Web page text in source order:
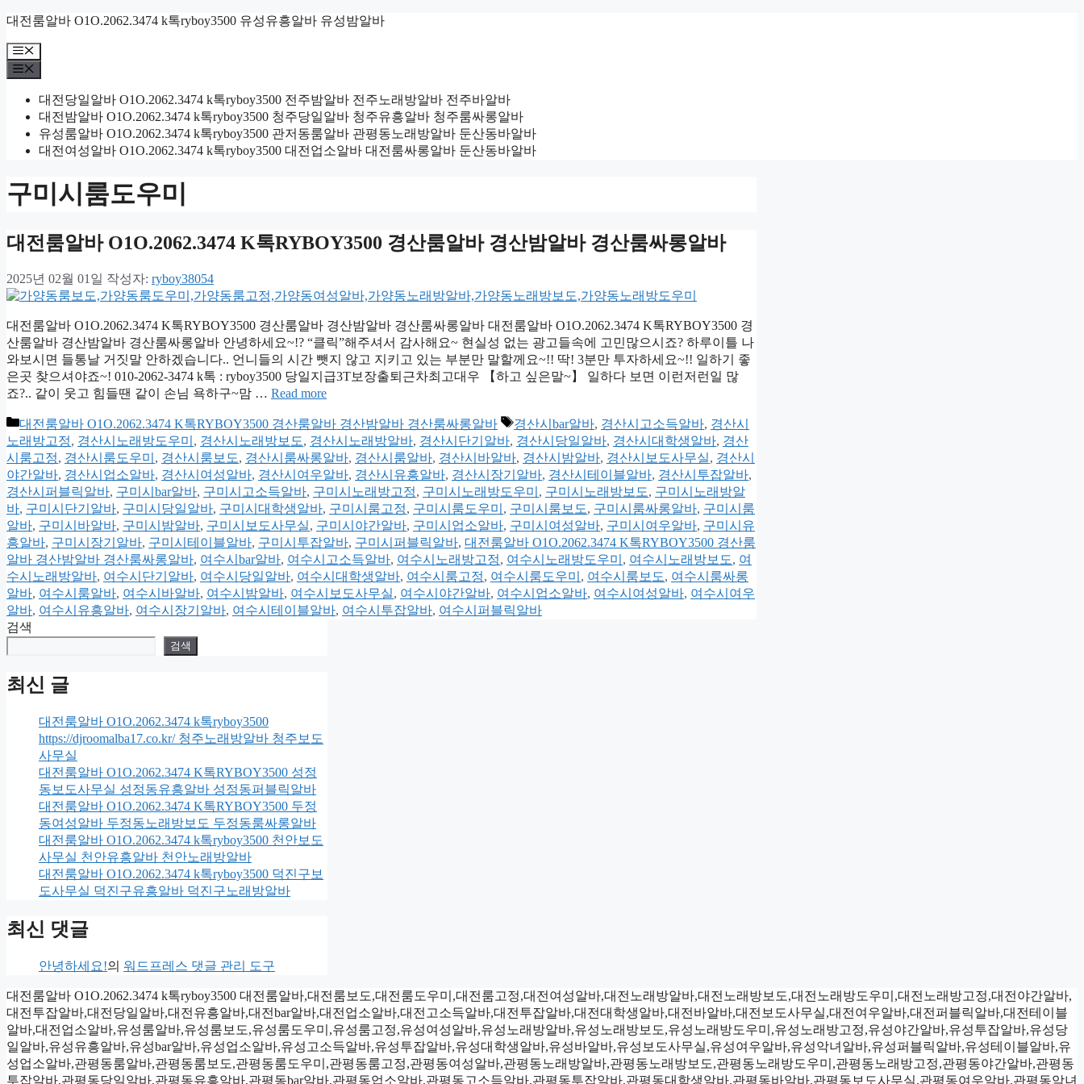
컨
츠
로
대전룸알바 O1O.2062.3474 k톡ryboy3500 유성유흥알바 유성밤알바
메
뉴
대전당일알바 O1O.2062.3474 k톡ryboy3500 전주밤알바 전주노래방알바 전주바알바
대전밤알바 O1O.2062.3474 k톡ryboy3500 청주당일알바 청주유흥알바 청주룸싸롱알바
유성룸알바 O1O.2062.3474 k톡ryboy3500 관저동룸알바 관평동노래방알바 둔산동바알바
대전여성알바 O1O.2062.3474 k톡ryboy3500 대전업소알바 대전룸싸롱알바 둔산동바알바
구미시룸도우미
대전룸알바 O1O.2062.3474 K톡RYBOY3500 경산룸알바 경산밤알바 경산룸싸롱알바
2025년 02월 01일 작성자: ryboy38054
대전룸알바 O1O.2062.3474 K톡RYBOY3500 경산룸알바 경산밤알바 경산룸싸롱알바 대전룸알바 O1O.2062.3474 K톡RYBOY3500 경
산룸알바 경산밤알바 경산룸싸롱알바 안녕하세요~!? “클릭”해주셔서 감사해요~ 현실성 없는 광고들속에 고민많으시죠? 하루이틀 나
와보시면 들통날 거짓말 안하겠습니다.. 언니들의 시간 뺏지 않고 지키고 있는 부분만 말할께요~!! 딱! 3분만 투자하세요~!! 일하기 좋
은곳 찾으셔야죠~! 010-2062-3474 k톡 : ryboy3500 당일지급3T보장출퇴근차최고대우 【하고 싶은말~】 일하다 보면 이런저런일 많
죠?.. 같이 웃고 힘들땐 같이 손님 욕하구~맘 … Read more
카
테
고
리
대전룸알바 O1O.2062.3474 K톡RYBOY3500 경산룸알바 경산밤알바 경산룸싸롱알바
태
그
경산시bar알바, 경산시고소득알바, 경산시
노래방고정, 경산시노래방도우미 , 경산시노래방보도, 경산시노래방알바, 경산시단기알바, 경산시당일알바, 경산시대학생알바, 경산
시룸고정, 경산시룸도우미 , 경산시룸보도, 경산시룸싸롱알바, 경산시룸알바, 경산시바알바, 경산시밤알바, 경산시보도사무실, 경산시
야간알바, 경산시업소알바, 경산시여성알바, 경산시여우알바, 경산시유흥알바, 경산시장기알바, 경산시테이블알바, 경산시투잡알바,
경산시퍼블릭알바, 구미시bar알바, 구미시고소득알바, 구미시노래방고정, 구미시노래방도우미 , 구미시노래방보도, 구미시노래방알
바, 구미시단기알바, 구미시당일알바, 구미시대학생알바, 구미시룸고정, 구미시룸도우미 , 구미시룸보도, 구미시룸싸롱알바, 구미시룸
알바, 구미시바알바, 구미시밤알바, 구미시보도사무실, 구미시야간알바, 구미시업소알바, 구미시여성알바, 구미시여우알바, 구미시유
흥알바, 구미시장기알바, 구미시테이블알바, 구미시투잡알바, 구미시퍼블릭알바, 대전룸알바 O1O.2062.3474 K톡RYBOY3500 경산룸
알바 경산밤알바 경산룸싸롱알바, 여수시bar알바, 여수시고소득알바, 여수시노래방고정, 여수시노래방도우미 , 여수시노래방보도, 여
수시노래방알바, 여수시단기알바, 여수시당일알바, 여수시대학생알바, 여수시룸고정, 여수시룸도우미 , 여수시룸보도, 여수시룸싸롱
알바, 여수시룸알바, 여수시바알바, 여수시밤알바, 여수시보도사무실, 여수시야간알바, 여수시업소알바, 여수시여성알바, 여수시여우
알바, 여수시유흥알바, 여수시장기알바, 여수시테이블알바, 여수시투잡알바, 여수시퍼블릭알바
검색
검색
최신 글
대전룸알바 O1O.2062.3474 k톡ryboy3500
https://djroomalba17.co.kr/ 청주노래방알바 청주보도
사무실
대전룸알바 O1O.2062.3474 K톡RYBOY3500 성정
동보도사무실 성정동유흥알바 성정동퍼블릭알바
대전룸알바 O1O.2062.3474 K톡RYBOY3500 두정
동여성알바 두정동노래방보도 두정동룸싸롱알바
대전룸알바 O1O.2062.3474 k톡ryboy3500 천안보도
사무실 천안유흥알바 천안노래방알바
대전룸알바 O1O.2062.3474 k톡ryboy3500 덕진구보
도사무실 덕진구유흥알바 덕진구노래방알바
최신 댓글
안녕하세요!의 워드프레스 댓글 관리 도구
대전룸알바 O1O.2062.3474 k톡ryboy3500 대전룸알바,대전룸보도,대전룸도우미,대전룸고정,대전여성알바,대전노래방알바,대전노래방보도,대전노래방도우미,대전노래방고정,대전야간알바,
대전투잡알바,대전당일알바,대전유흥알바,대전bar알바,대전업소알바,대전고소득알바,대전투잡알바,대전대학생알바,대전바알바,대전보도사무실,대전여우알바,대전퍼블릭알바,대전테이블
알바,대전업소알바,유성룸알바,유성룸보도,유성룸도우미,유성룸고정,유성여성알바,유성노래방알바,유성노래방보도,유성노래방도우미,유성노래방고정,유성야간알바,유성투잡알바,유성당
일알바,유성유흥알바,유성bar알바,유성업소알바,유성고소득알바,유성투잡알바,유성대학생알바,유성바알바,유성보도사무실,유성여우알바,유성악녀알바,유성퍼블릭알바,유성테이블알바,유
성업소알바,관평동룸알바,관평동룸보도,관평동룸도우미,관평동룸고정,관평동여성알바,관평동노래방알바,관평동노래방보도,관평동노래방도우미,관평동노래방고정,관평동야간알바,관평동
투잡알바,관평동당일알바,관평동유흥알바,관평동bar알바,관평동업소알바,관평동고소득알바,관평동투잡알바,관평동대학생알바,관평동바알바,관평동보도사무실,관평동여우알바,관평동악녀